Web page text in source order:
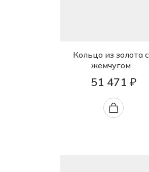
Кольцо из золота с
жемчугом
51 471 ₽